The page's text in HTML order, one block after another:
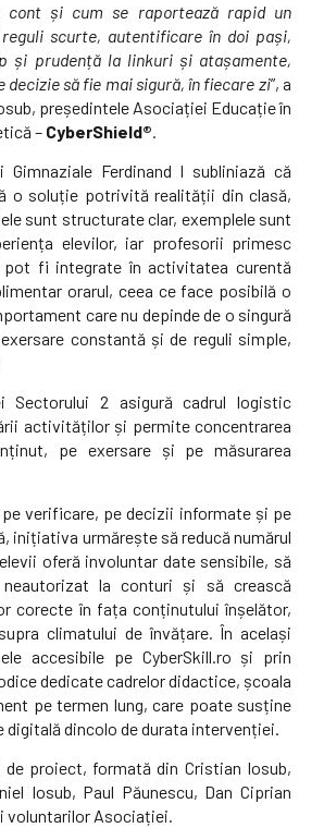
cont și cum se raportează rapid un
scurte, autentificare în doi pași,
și prudență la linkuri și atașamente,
să fie mai sigură, în fiecare zi”, a
președintele Asociației Educație în
– CyberShield®.
Gimnaziale Ferdinand I subliniază că
o soluție potrivită realității din clasă,
sunt structurate clar, exemplele sunt
elevilor, iar profesorii primesc
pot fi integrate în activitatea curentă
orarul, ceea ce face posibilă o
care nu depinde de o singură
constantă și de reguli simple,
Sectorului 2 asigură cadrul logistic
activităților și permite concentrarea
pe exersare și pe măsurarea
verificare, pe decizii informate și pe
inițiativa urmărește să reducă numărul
oferă involuntar date sensibile, să
la conturi și să crească
corecte în fața conținutului înșelător,
climatului de învățare. În același
accesibile pe CyberSkill.ro și prin
dedicate cadrelor didactice, școala
pe termen lung, care poate susține
digitală dincolo de durata intervenției.
de proiect, formată din Cristian Iosub,
Iosub, Paul Păunescu, Dan Ciprian
voluntarilor Asociației.